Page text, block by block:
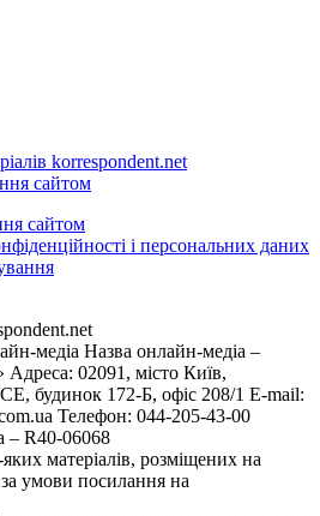
korrespondent.net
сайтом
сайтом
і персональних даних
медіа Назва онлайн-медіа –
Адреса: 02091, місто Київ,
172-Б, офіс 208/1 E-mail:
Телефон: 044-205-43-00
– R40-06068
матеріалів, розміщених на
за умови посилання на